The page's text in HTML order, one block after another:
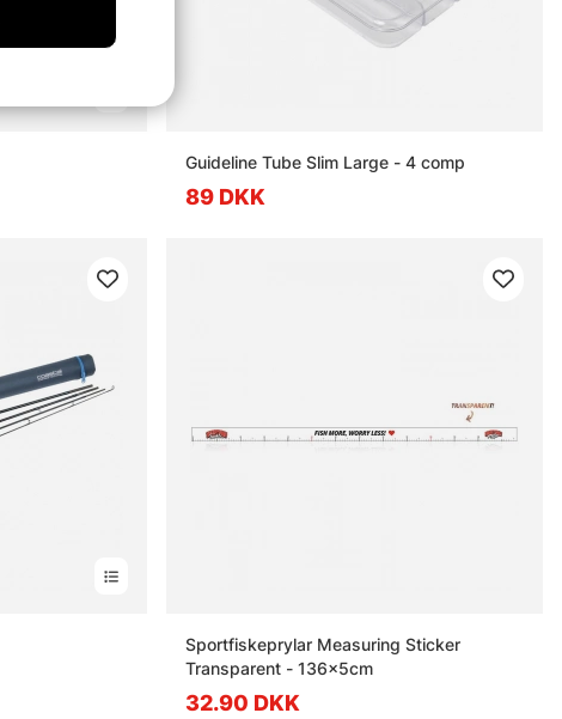
Guideline Tube Slim Large - 4 comp
89 DKK
Sportfiskeprylar Measuring Sticker
Transparent - 136x5cm
32.90 DKK